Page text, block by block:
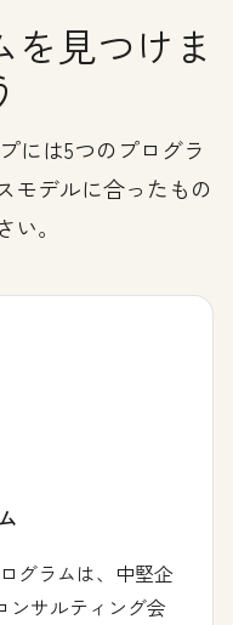
を見つけま
には5つのプログラ
モデルに合ったもの
。
グラムは、中堅企
ンサルティング会